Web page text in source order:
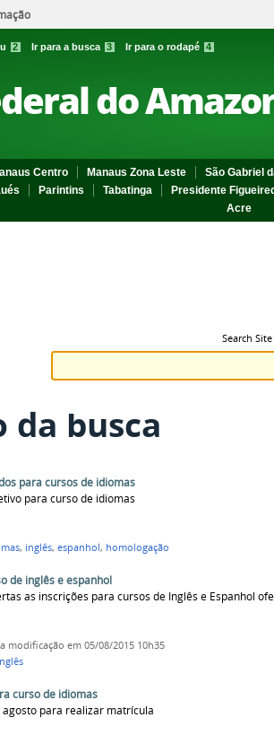
2 Ir para a busca 3 Ir para o rodapé 4
do
Centro Manaus Zona Leste São Gabriel
Parintins Tabatinga Presidente
Acre
Search Site
da busca
para cursos de idiomas
para curso de idiomas
, inglês, espanhol, homologação
de inglês e espanhol
as inscrições para cursos de Inglês e Espanhol
modificação em 05/08/2015 10h35
curso de idiomas
para realizar matrícula